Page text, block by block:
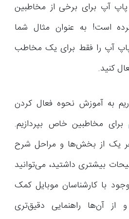
پاپ آپ برای برخی از مخاطبین
است! به عنوان مثال شما
پاپ آپ را فقط برای یک مخاطب
کنید.
به آموزش نحوه فعال کردن
برای مخاطبین خاص بپردازیم.
هر یک از بخش‌ها و مراحل شرح
بیشتری داشتید، می‌توانید
با کارشناسان موبایل کمک
آن‌ها راهنمایی دقیق‌تری